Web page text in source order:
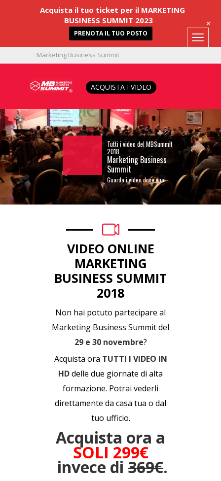
Marketing Business Summit
333 4521078 info@mbsummit.it
ACQUISTA I VIDEO
Tutti i video del MBSummit
2018
Marketing Business
Summit
Guarda i video dove vuoi
VIDEO ONLINE
MARKETING
BUSINESS SUMMIT
2018
Non hai potuto partecipare al
Marketing Business Summit del
29 e 30 novembre?
Acquista ora TUTTI I VIDEO IN
HDdelle due giornate di alta
formazione. Potrai vederli
direttamente da casa tua o dal
tuo ufficio.
Acquista ora a
SOLI 299€
invece di 369€.
Acquista il tuo ticket per il MARKETING
BUSINESS SUMMIT 2023
PRENOTA IL TUO POSTO
+